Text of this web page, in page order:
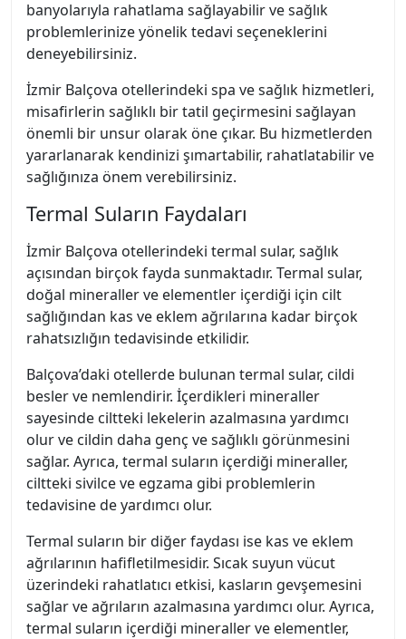
banyolarıyla rahatlama sağlayabilir ve sağlık
problemlerinize yönelik tedavi seçeneklerini
deneyebilirsiniz.
İzmir Balçova otellerindeki spa ve sağlık hizmetleri,
misafirlerin sağlıklı bir tatil geçirmesini sağlayan
önemli bir unsur olarak öne çıkar. Bu hizmetlerden
yararlanarak kendinizi şımartabilir, rahatlatabilir ve
sağlığınıza önem verebilirsiniz.
Termal Suların Faydaları
İzmir Balçova otellerindeki termal sular, sağlık
açısından birçok fayda sunmaktadır. Termal sular,
doğal mineraller ve elementler içerdiği için cilt
sağlığından kas ve eklem ağrılarına kadar birçok
rahatsızlığın tedavisinde etkilidir.
Balçova’daki otellerde bulunan termal sular, cildi
besler ve nemlendirir. İçerdikleri mineraller
sayesinde ciltteki lekelerin azalmasına yardımcı
olur ve cildin daha genç ve sağlıklı görünmesini
sağlar. Ayrıca, termal suların içerdiği mineraller,
ciltteki sivilce ve egzama gibi problemlerin
tedavisine de yardımcı olur.
Termal suların bir diğer faydası ise kas ve eklem
ağrılarının hafifletilmesidir. Sıcak suyun vücut
üzerindeki rahatlatıcı etkisi, kasların gevşemesini
sağlar ve ağrıların azalmasına yardımcı olur. Ayrıca,
termal suların içerdiği mineraller ve elementler,